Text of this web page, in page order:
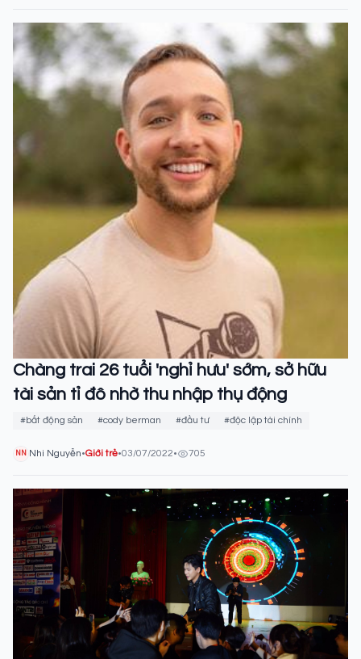
Chàng trai 26 tuổi 'nghỉ hưu' sớm, sở hữu
tài sản tỉ đô nhờ thu nhập thụ động
#bất động sản #cody berman #đầu tư #độc lập tài chính
NN Nhi Nguyễn•Giới trẻ•03/07/2022• 705